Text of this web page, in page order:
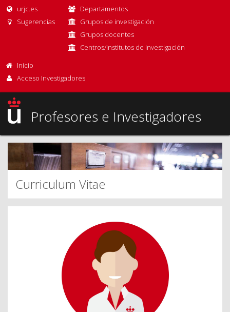
urjc.es
Sugerencias
Departamentos
Grupos de investigación
Grupos docentes
Centros/Institutos de Investigación
Inicio
Acceso Investigadores
Profesores e Investigadores
Curriculum Vitae